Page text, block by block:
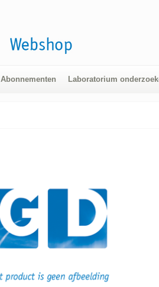
Abonnementen Laboratorium